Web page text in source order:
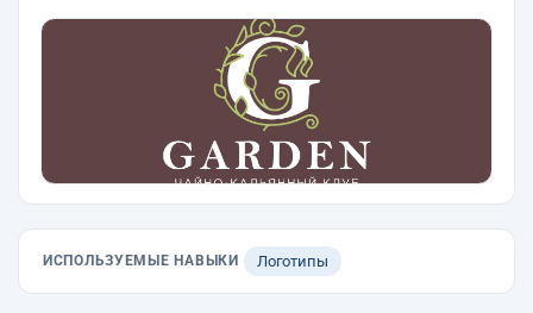
ИСПОЛЬЗУЕМЫЕ НАВЫКИ Логотипы